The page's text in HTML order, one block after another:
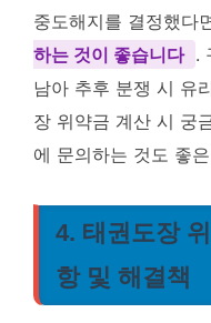
중도해지를 결정했다
하는 것이 좋습니다 .
남아 추후 분쟁 시 유
장 위약금 계산 시 궁
에 문의하는 것도 좋
4. 태권도장
항 및 해결책